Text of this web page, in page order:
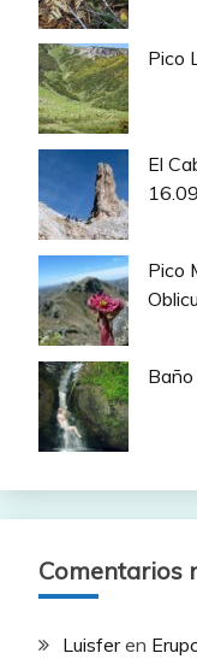
Pico
El
Pico
Comentarios
Luisferen